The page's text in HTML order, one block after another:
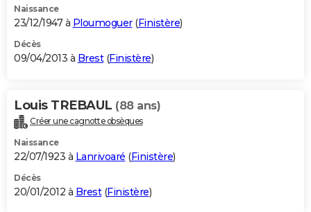
Naissance
23/12/1947 à Ploumoguer(Finistère)
Décès
09/04/2013 à Brest(Finistère)
Louis TREBAUL (88 ans)
Créer une cagnotte obsèques
Naissance
22/07/1923 à Lanrivoaré (Finistère)
Décès
20/01/2012 à Brest(Finistère)